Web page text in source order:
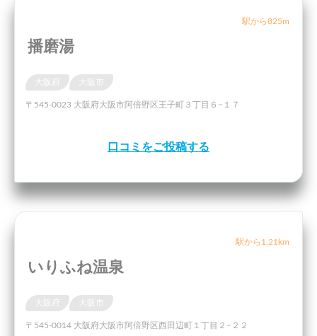
駅から825m
播磨湯
〒545-0023 大阪府大阪市阿倍野区王子町３丁目６−１７
口コミをご投稿する
駅から1.21km
いりふね温泉
〒545-0014 大阪府大阪市阿倍野区西田辺町１丁目２−２２